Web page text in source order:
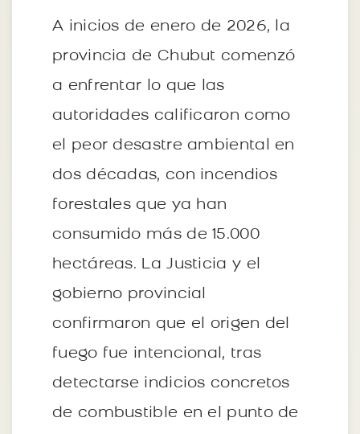
A inicios de enero de 2026, la
provincia de Chubut comenzó
a enfrentar lo que las
autoridades calificaron como
el peor desastre ambiental en
dos décadas, con incendios
forestales que ya han
consumido más de 15.000
hectáreas. La Justicia y el
gobierno provincial
confirmaron que el origen del
fuego fue intencional, tras
detectarse indicios concretos
de combustible en el punto de